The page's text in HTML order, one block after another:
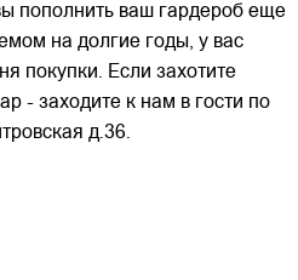
пополнить ваш гардероб еще
на долгие годы, у вас
покупки. Если захотите
- заходите к нам в гости по
д.36.